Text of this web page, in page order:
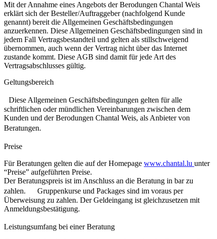
Mit der Annahme eines Angebots der Berodungen Chantal Weis
erklärt sich der Besteller/Auftraggeber (nachfolgend Kunde
genannt) bereit die Allgemeinen Geschäftsbedingungen
anzuerkennen. Diese Allgemeinen Geschäftsbedingungen sind in
jedem Fall Vertragsbestandteil und gelten als stillschweigend
übernommen, auch wenn der Vertrag nicht über das Internet
zustande kommt. Diese AGB sind damit für jede Art des
Vertragsabschlusses gültig.
Geltungsbereich
Diese Allgemeinen Geschäftsbedingungen gelten für alle
schriftlichen oder mündlichen Vereinbarungen zwischen dem
Kunden und der Berodungen Chantal Weis, als Anbieter von
Beratungen.
Preise
Für Beratungen gelten die auf der Homepage www.chantal.lu unter
“Preise” aufgeführten Preise.
Der Beratungspreis ist im Anschluss an die Beratung in bar zu
zahlen. Gruppenkurse und Packages sind im voraus per
Überweisung zu zahlen. Der Geldeingang ist gleichzusetzen mit
Anmeldungsbestätigung.
Leistungsumfang bei einer Beratung